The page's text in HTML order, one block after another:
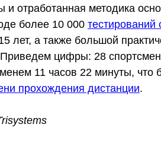
отработанная методика
более 10 000 тестирований
лет, а также большой
цифры: 28
11 часов 22 минуты, что
прохождения дистанции.